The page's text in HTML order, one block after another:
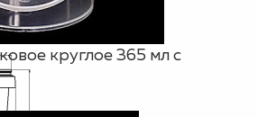
круглое 365 мл с